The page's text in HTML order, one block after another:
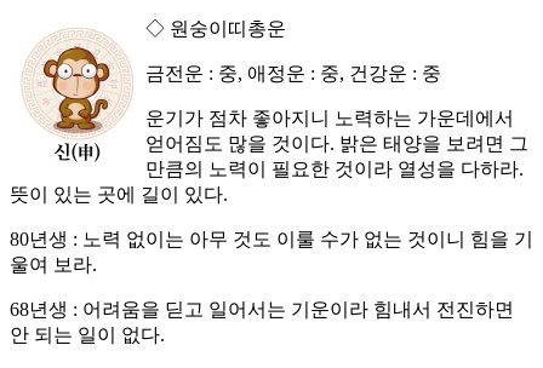
◇ 원숭이띠총운
금전운 : 중, 애정운 : 중, 건강운 : 중
운기가 점차 좋아지니 노력하는 가운데에서
얻어짐도 많을 것이다. 밝은 태양을 보려면 그
만큼의 노력이 필요한 것이라 열성을 다하라.
뜻이 있는 곳에 길이 있다.
80년생 : 노력 없이는 아무 것도 이룰 수가 없는 것이니 힘을 기
울여 보라.
68년생 : 어려움을 딛고 일어서는 기운이라 힘내서 전진하면
안 되는 일이 없다.